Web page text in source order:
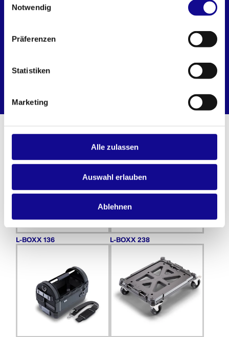
Notwendig
Präferenzen
Statistiken
Marketing
Alle zulassen
Auswahl erlauben
Ablehnen
L-BOXX CONTRACTOR
L-BOXX 136 L-BOXX 238